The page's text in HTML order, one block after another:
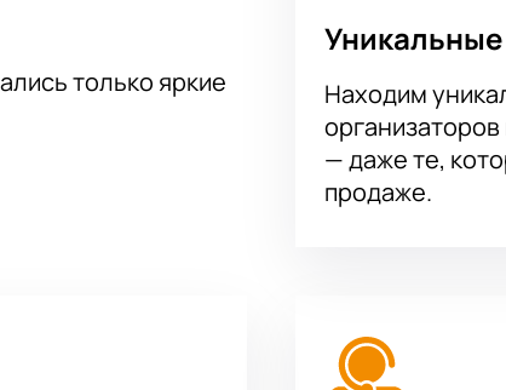
только яркие
Находим
— даже те,
продаже.